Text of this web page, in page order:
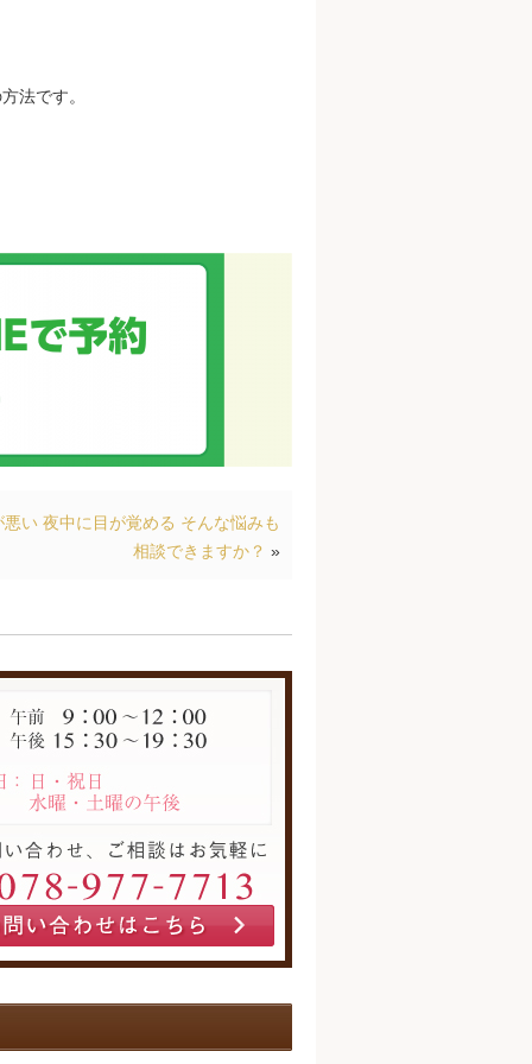
法です。
悪い 夜中に目が覚める そんな悩みも
相談できますか？ »